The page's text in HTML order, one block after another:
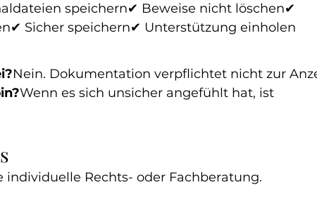
speichern✔ Beweise nicht löschen✔
Sicher speichern✔ Unterstützung einholen
Nein. Dokumentation verpflichtet nicht zur
Wenn es sich unsicher angefühlt hat, ist
individuelle Rechts- oder Fachberatung.